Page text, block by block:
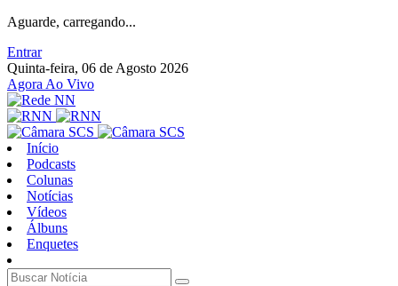
Aguarde, carregando...
Entrar
Quinta-feira, 06 de Agosto 2026
Agora Ao Vivo
Início
Podcasts
Colunas
Notícias
Vídeos
Álbuns
Enquetes